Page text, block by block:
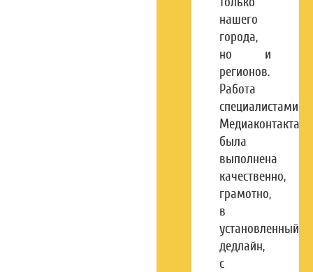
нашего
города,
но и
регионов.
Работа
специалистами
Медиаконтакта
была
выполнена
качественно,
грамотно,
в
установленный
дедлайн,
с